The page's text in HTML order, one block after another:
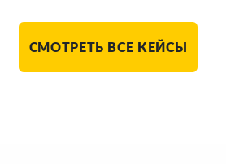
СМОТРЕТЬ ВСЕ КЕЙСЫ